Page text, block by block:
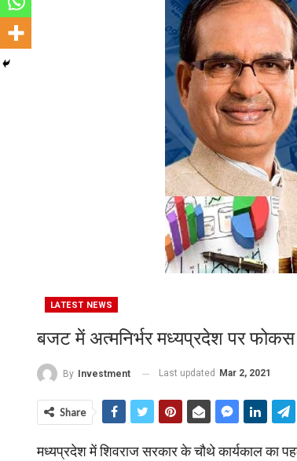
LATEST NEWS
बजट में अत्‍मनिर्भर मध्‍यप्रदेश पर फोकस
By Investment Last updated Mar 2, 2021
Share
मध्‍यप्रदेश में शिवराज सरकार के चौथे कार्यकाल का